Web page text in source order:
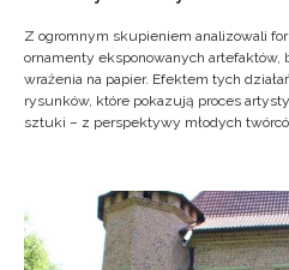
Z ogromnym skupieniem analizowali
ornamenty eksponowanych artefaktów,
wrażenia na papier. Efektem tych
rysunków, które pokazują proces
sztuki – z perspektywy młodych